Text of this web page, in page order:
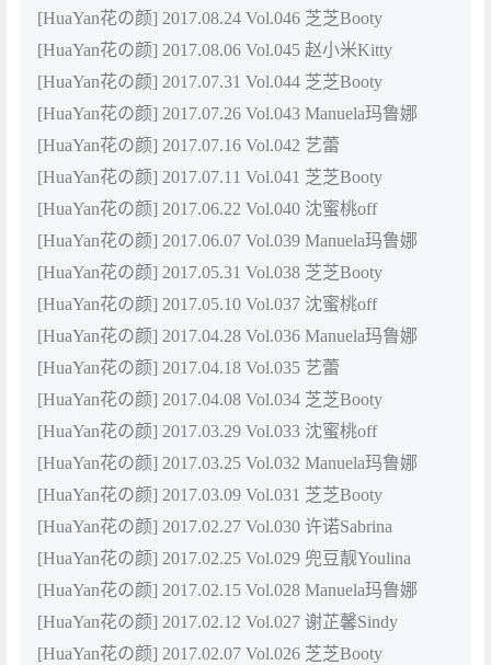
[HuaYan花の颜] 2017.08.24 Vol.046 芝芝Booty
[HuaYan花の颜] 2017.08.06 Vol.045 赵小米Kitty
[HuaYan花の颜] 2017.07.31 Vol.044 芝芝Booty
[HuaYan花の颜] 2017.07.26 Vol.043 Manuela玛鲁娜
[HuaYan花の颜] 2017.07.16 Vol.042 艺蕾
[HuaYan花の颜] 2017.07.11 Vol.041 芝芝Booty
[HuaYan花の颜] 2017.06.22 Vol.040 沈蜜桃off
[HuaYan花の颜] 2017.06.07 Vol.039 Manuela玛鲁娜
[HuaYan花の颜] 2017.05.31 Vol.038 芝芝Booty
[HuaYan花の颜] 2017.05.10 Vol.037 沈蜜桃off
[HuaYan花の颜] 2017.04.28 Vol.036 Manuela玛鲁娜
[HuaYan花の颜] 2017.04.18 Vol.035 艺蕾
[HuaYan花の颜] 2017.04.08 Vol.034 芝芝Booty
[HuaYan花の颜] 2017.03.29 Vol.033 沈蜜桃off
[HuaYan花の颜] 2017.03.25 Vol.032 Manuela玛鲁娜
[HuaYan花の颜] 2017.03.09 Vol.031 芝芝Booty
[HuaYan花の颜] 2017.02.27 Vol.030 许诺Sabrina
[HuaYan花の颜] 2017.02.25 Vol.029 兜豆靓Youlina
[HuaYan花の颜] 2017.02.15 Vol.028 Manuela玛鲁娜
[HuaYan花の颜] 2017.02.12 Vol.027 谢芷馨Sindy
[HuaYan花の颜] 2017.02.07 Vol.026 芝芝Booty